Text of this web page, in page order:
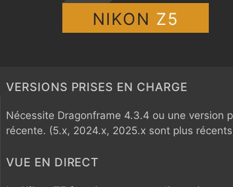
NIKON Z5
VERSIONS PRISES EN CHARGE
Nécessite Dragonframe 4.3.4 ou une version
récente. (5.x, 2024.x, 2025.x sont plus
VUE EN DIRECT